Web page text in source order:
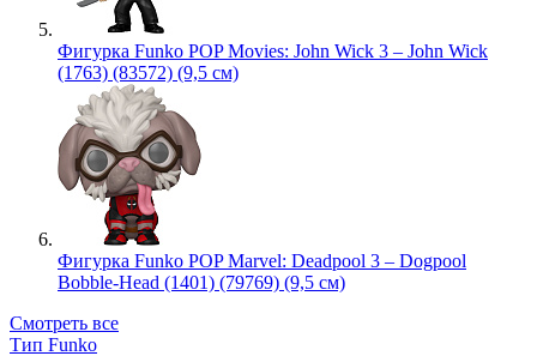
Фигурка Funko POP Movies: John Wick 3 – John Wick
(1763) (83572) (9,5 см)
Фигурка Funko POP Marvel: Deadpool 3 – Dogpool
Bobble-Head (1401) (79769) (9,5 см)
Смотреть все
Тип Funko